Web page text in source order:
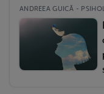
ANDREEA GUICĂ -